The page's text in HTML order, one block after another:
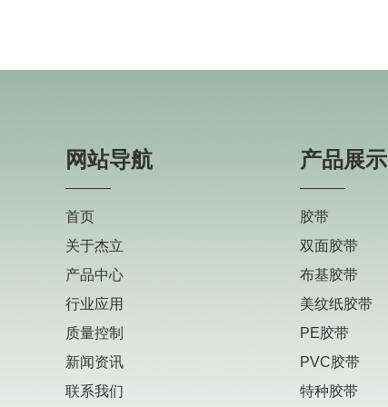
网站导航
首页
关于杰立
产品中心
行业应用
质量控制
新闻资讯
联系我们
产品展示
胶带
双面胶带
布基胶带
美纹纸胶带
PE胶带
PVC胶带
特种胶带